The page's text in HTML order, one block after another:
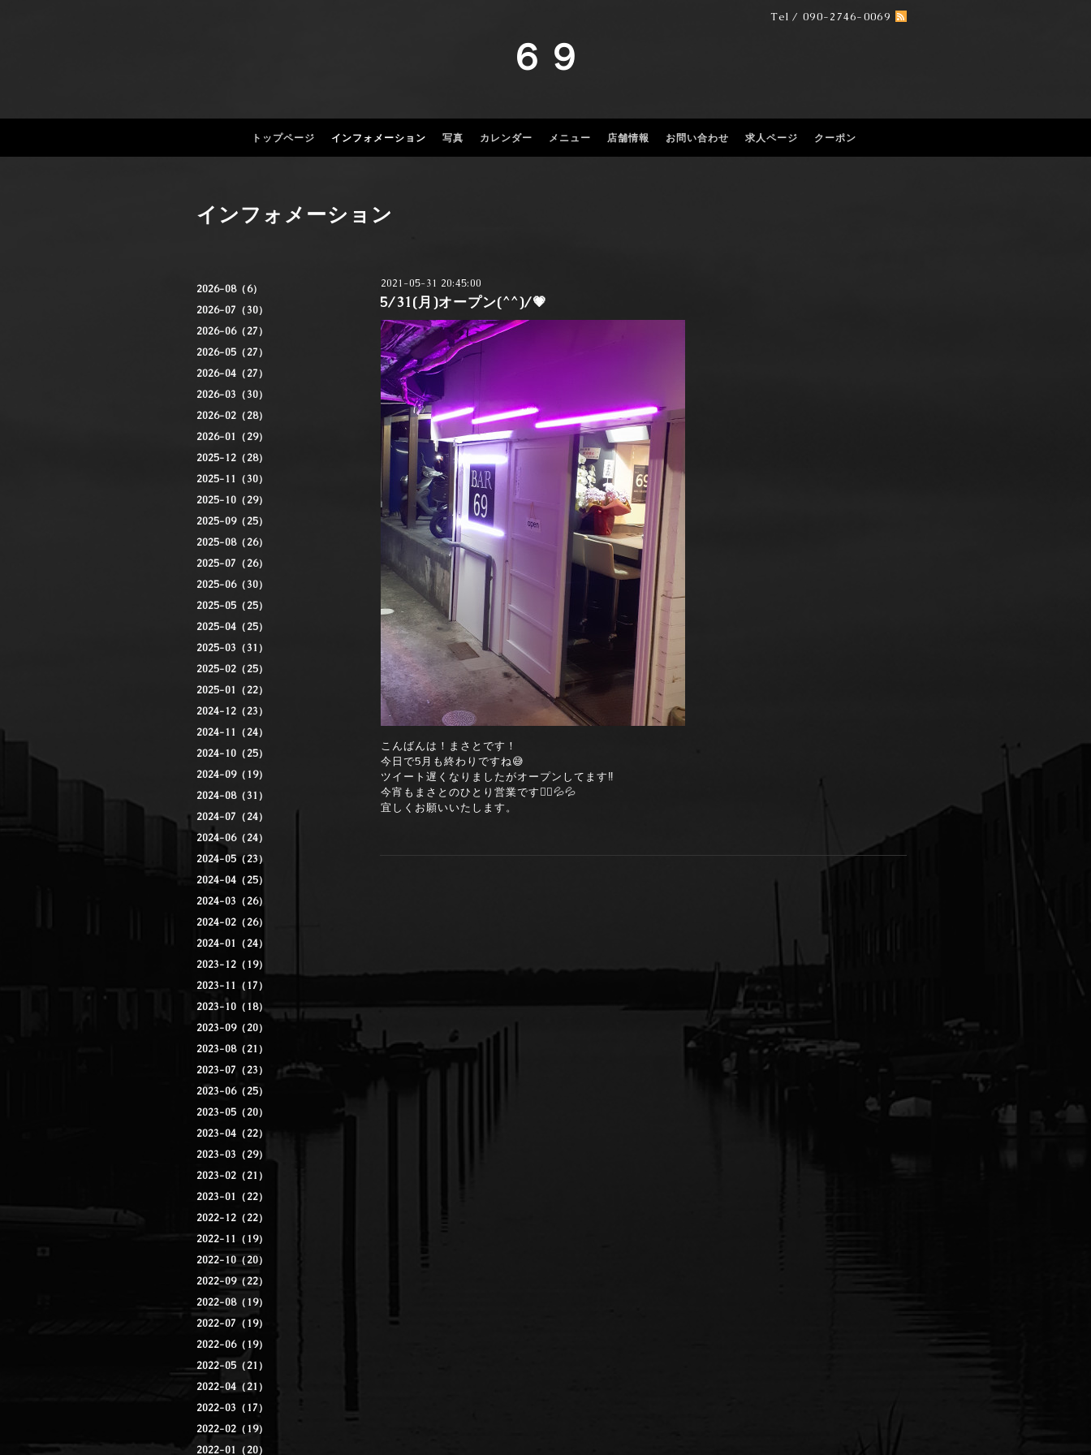
Tel / 090-2746-0069
６９
トップページ インフォメーション 写真 カレンダー メニュー 店舗情報 お問い合わせ 求人ページ クーポン
2026-08（6）
2026-07（30）
2026-06（27）
2026-05（27）
2026-04（27）
2026-03（30）
2026-02（28）
2026-01（29）
2025-12（28）
2025-11（30）
2025-10（29）
2025-09（25）
2025-08（26）
2025-07（26）
2025-06（30）
2025-05（25）
2025-04（25）
2025-03（31）
2025-02（25）
2025-01（22）
2024-12（23）
2024-11（24）
2024-10（25）
2024-09（19）
2024-08（31）
2024-07（24）
2024-06（24）
2024-05（23）
2024-04（25）
2024-03（26）
2024-02（26）
2024-01（24）
2023-12（19）
2023-11（17）
2023-10（18）
2023-09（20）
2023-08（21）
2023-07（23）
2023-06（25）
2023-05（20）
2023-04（22）
2023-03（29）
2023-02（21）
2023-01（22）
2022-12（22）
2022-11（19）
2022-10（20）
2022-09（22）
2022-08（19）
2022-07（19）
2022-06（19）
2022-05（21）
2022-04（21）
2022-03（17）
2022-02（19）
2022-01（20）
インフォメーション
2021-05-31 20:45:00
5/31(月)オープン(^^)/💗
こんばんは！まさとです！
今日で5月も終わりですね😅
ツイート遅くなりましたがオープンしてます‼️
今宵もまさとのひとり営業です🙇‍♀️💦💦
宜しくお願いいたします。